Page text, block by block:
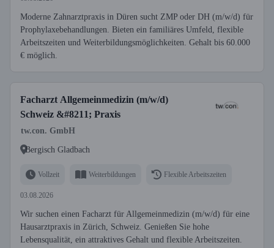
Moderne Zahnarztpraxis in Düren sucht ZMP oder DH (m/w/d) für
Prophylaxebehandlungen. Bieten ein familiäres Umfeld, flexible
Arbeitszeiten und Weiterbildungsmöglichkeiten. Gehalt bis 60.000
€ möglich.
Facharzt Allgemeinmedizin (m/w/d)
Schweiz &#8211; Praxis
tw.con. GmbH
Bergisch Gladbach
Vollzeit Weiterbildungen Flexible Arbeitszeiten
03.08.2026
Wir suchen einen Facharzt für Allgemeinmedizin (m/w/d) für eine
Hausarztpraxis in Zürich, Schweiz. Genießen Sie hohe
Lebensqualität, ein attraktives Gehalt und flexible Arbeitszeiten.